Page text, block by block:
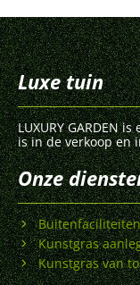
Luxe tuin
LUXURY GARDEN
is in de verkoop en
Onze
Buitenfaciliteiten
Kunstgras
Kunstgras van